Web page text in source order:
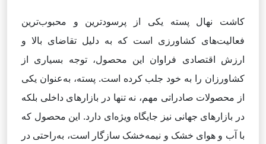
کاشت نهال پسته یکی از پرسودترین و محبوب‌ترین
فعالیت‌های کشاورزی است که به دلیل تقاضای بالا و
ارزش اقتصادی فراوان این محصول، توجه بسیاری از
کشاورزان را به خود جلب کرده است. پسته، به‌عنوان یکی
از محصولات صادراتی مهم، نه تنها در بازارهای داخلی بلکه
در بازارهای جهانی نیز جایگاه ویژه‌ای دارد. این محصول که
با آب و هوای خشک و نیمه‌خشک سازگار است، به‌راحتی در